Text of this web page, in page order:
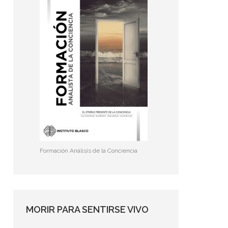
Formación Análisis de la Conciencia
MORIR PARA SENTIRSE VIVO